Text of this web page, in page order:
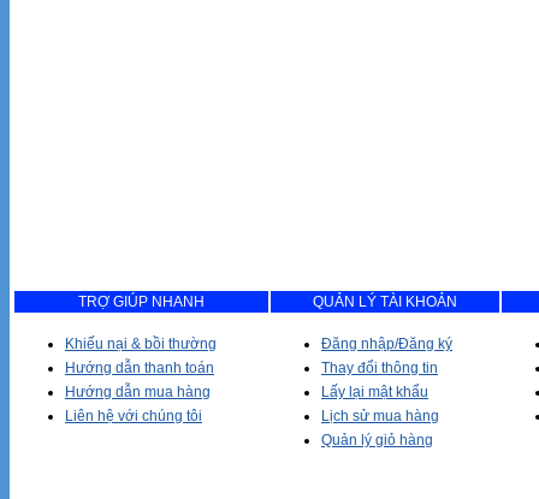
TRỢ GIÚP NHANH QUẢN LÝ TÀI KHOẢN
Khiếu nại & bồi thường
Hướng dẫn thanh toán
Hướng dẫn mua hàng
Liên hệ với chúng tôi
Đăng nhập/Đăng ký
Thay đổi thông tin
Lấy lại mật khẩu
Lịch sử mua hàng
Quản lý giỏ hàng